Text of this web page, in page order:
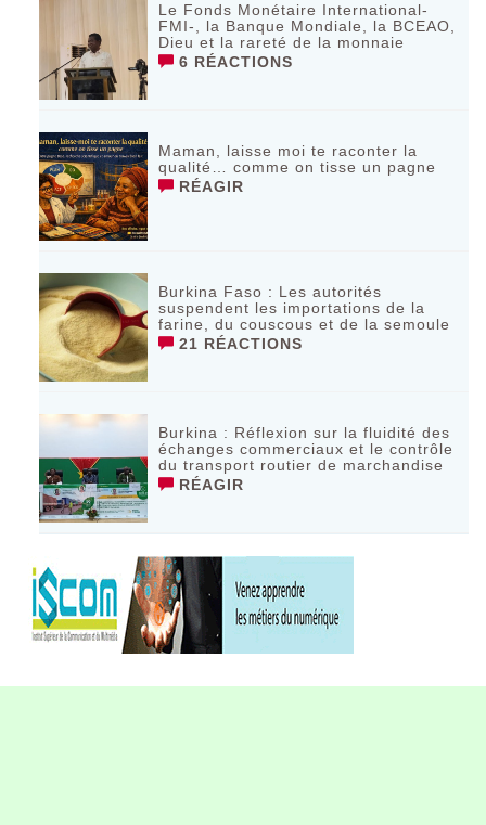
Le Fonds Monétaire International-
FMI-, la Banque Mondiale, la BCEAO,
Dieu et la rareté de la monnaie
6 RÉACTIONS
Maman, laisse moi te raconter la
qualité… comme on tisse un pagne
RÉAGIR
Burkina Faso : Les autorités
suspendent les importations de la
farine, du couscous et de la semoule
21 RÉACTIONS
Burkina : Réflexion sur la fluidité des
échanges commerciaux et le contrôle
du transport routier de marchandise
RÉAGIR